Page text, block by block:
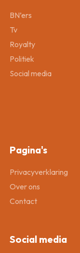
BN’ers
Tv
Royalty
Politiek
Social media
Pagina's
Privacyverklaring
Over ons
Contact
Social media